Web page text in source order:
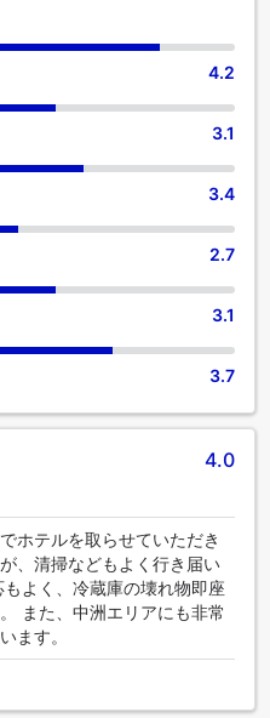
4.2
3.1
3.4
2.7
3.1
3.7
4.0
ホテルを取らせていただき
、清掃などもよく行き届い
よく、冷蔵庫の壊れ物即座
また、中洲エリアにも非常
ます。